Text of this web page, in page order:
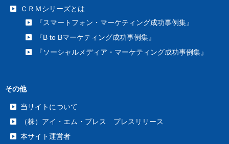
ＣＲＭシリーズとは
『スマートフォン・マーケティング成功事例集』
『B to Bマーケティング成功事例集』
『ソーシャルメディア・マーケティング成功事例集』
その他
当サイトについて
（株）アイ・エム・プレス プレスリリース
本サイト運営者